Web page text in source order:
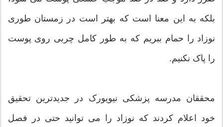
بلکه به این معنا است که بهتر است در زمستان طوری
نوزاد را حمام ببریم که به طور کامل چربی روی پوست
را پاک نکنیم.
محققان مدرسه پزشکی نیویورک در جدیدترین تحقیق
خود اعلام کردند که نوزاد را می توانید حتی در فصل